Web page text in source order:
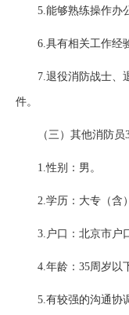
5.能够熟练操作办公
6.具有相关工作经验
7.退役消防战士、退
件。
（三）其他消防员3
1.性别：男。
2.学历：大专（含）
3.户口：北京市户口
4.年龄：35周岁以下
5.有较强的沟通协调